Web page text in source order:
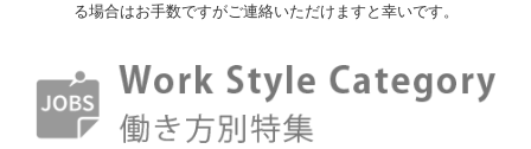
る場合はお手数ですがご連絡いただけますと幸いです。